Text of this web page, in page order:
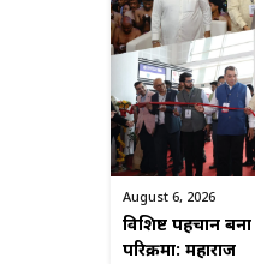
August 6, 2026
विशिष्ट पहचान
परिक्रमा: महाराज